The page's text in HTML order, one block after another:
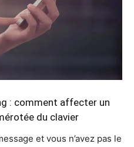
: comment affecter un
du clavier
et vous n’avez pas le